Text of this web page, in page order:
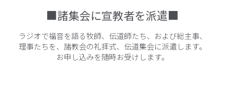
■諸集会に宣教者を派遣■
ラジオで福音を語る牧師、伝道師たち、および総主事、
理事たちを、諸教会の礼拝式、伝道集会に派遣します。
お申し込みを随時お受けします。